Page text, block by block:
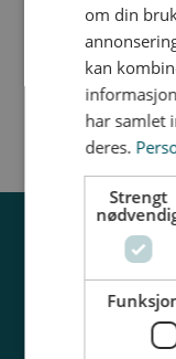
om din
kan
har samlet
deres.
Strengt